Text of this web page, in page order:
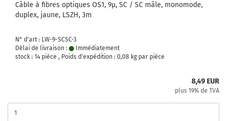
Câble à fibres optiques OS1, 9µ, SC / SC mâle, monomode,
duplex, jaune, LSZH, 3m
N° d'art : LW-9-SCSC-3
Délai de livraison :
Immédiatement
stock : 14 pièce , Poids d'expédition : 0,08 kg par pièce
8,49 EUR
plus 19% de TVA